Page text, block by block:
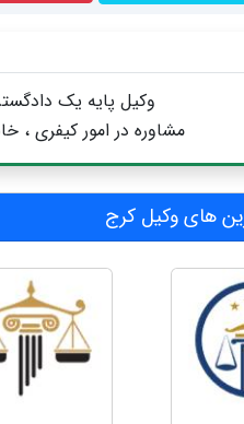
وکیل پایه یک
مشاوره در امور کیفری ،
های وکیل کرج